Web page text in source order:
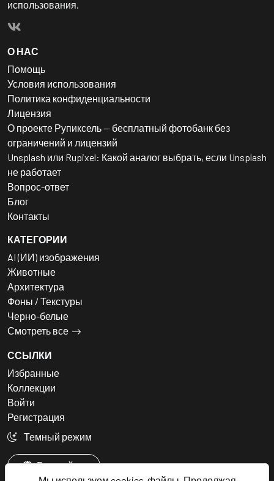
использования.
О НАС
Помощь
Условия использования
Политика конфиденциальности
Лицензия
О проекте Рупиксель — бесплатный фотобанк без
ограничений и лицензий
Unsplash или Rupixel: Какой аналог выбрать, если Unsplash
не работает
Вопрос-ответ
Блог
Контакты
КАТЕГОРИИ
AI (ИИ) изображения
Животные
Архитектура
Фоны / Текстуры
Черно-белые
Смотреть все
ССЫЛКИ
Избранные
Коллекции
Войти
Регистрация
Темный режим
Русский